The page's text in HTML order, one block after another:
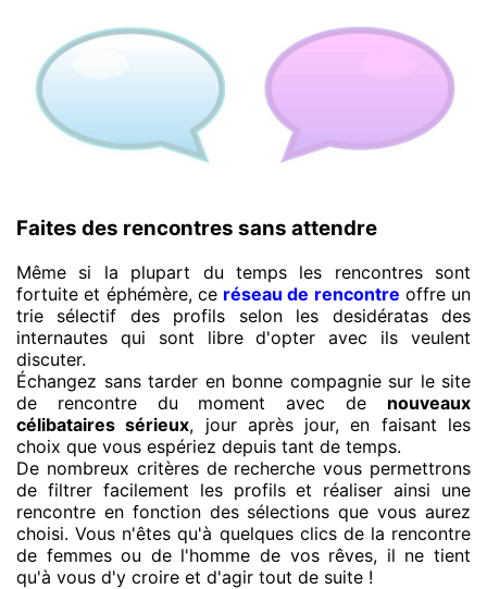
Faites des rencontres sans attendre
Même si la plupart du temps les rencontres sont
fortuite et éphémère, ce réseau de rencontre offre un
trie sélectif des profils selon les desidératas des
internautes qui sont libre d'opter avec ils veulent
discuter.
Échangez sans tarder en bonne compagnie sur le site
de rencontre du moment avec de nouveaux
célibataires sérieux, jour après jour, en faisant les
choix que vous espériez depuis tant de temps.
De nombreux critères de recherche vous permettrons
de filtrer facilement les profils et réaliser ainsi une
rencontre en fonction des sélections que vous aurez
choisi. Vous n'êtes qu'à quelques clics de la rencontre
de femmes ou de l'homme de vos rêves, il ne tient
qu'à vous d'y croire et d'agir tout de suite !